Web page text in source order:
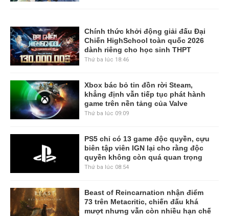
Chính thức khởi động giải đấu Đại
Chiến HighSchool toàn quốc 2026
dành riêng cho học sinh THPT
Thứ ba lúc 18:46
Xbox bác bỏ tin đồn rời Steam,
khẳng định vẫn tiếp tục phát hành
game trên nền tảng của Valve
Thứ ba lúc 09:09
PS5 chỉ có 13 game độc quyền, cựu
biên tập viên IGN lại cho rằng độc
quyền không còn quá quan trọng
Thứ ba lúc 08:54
Beast of Reincarnation nhận điểm
73 trên Metacritic, chiến đấu khá
mượt nhưng vẫn còn nhiều hạn chế